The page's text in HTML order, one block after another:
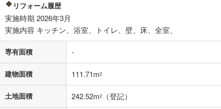
不動産会社に購入相談をする
閉じる
リフォーム履歴
実施時期 2026年3月
実施内容 キッチン、浴室、トイレ、壁、床、全室、
専有面積 -
建物面積 111.71m2
土地面積 242.52m2 （登記）